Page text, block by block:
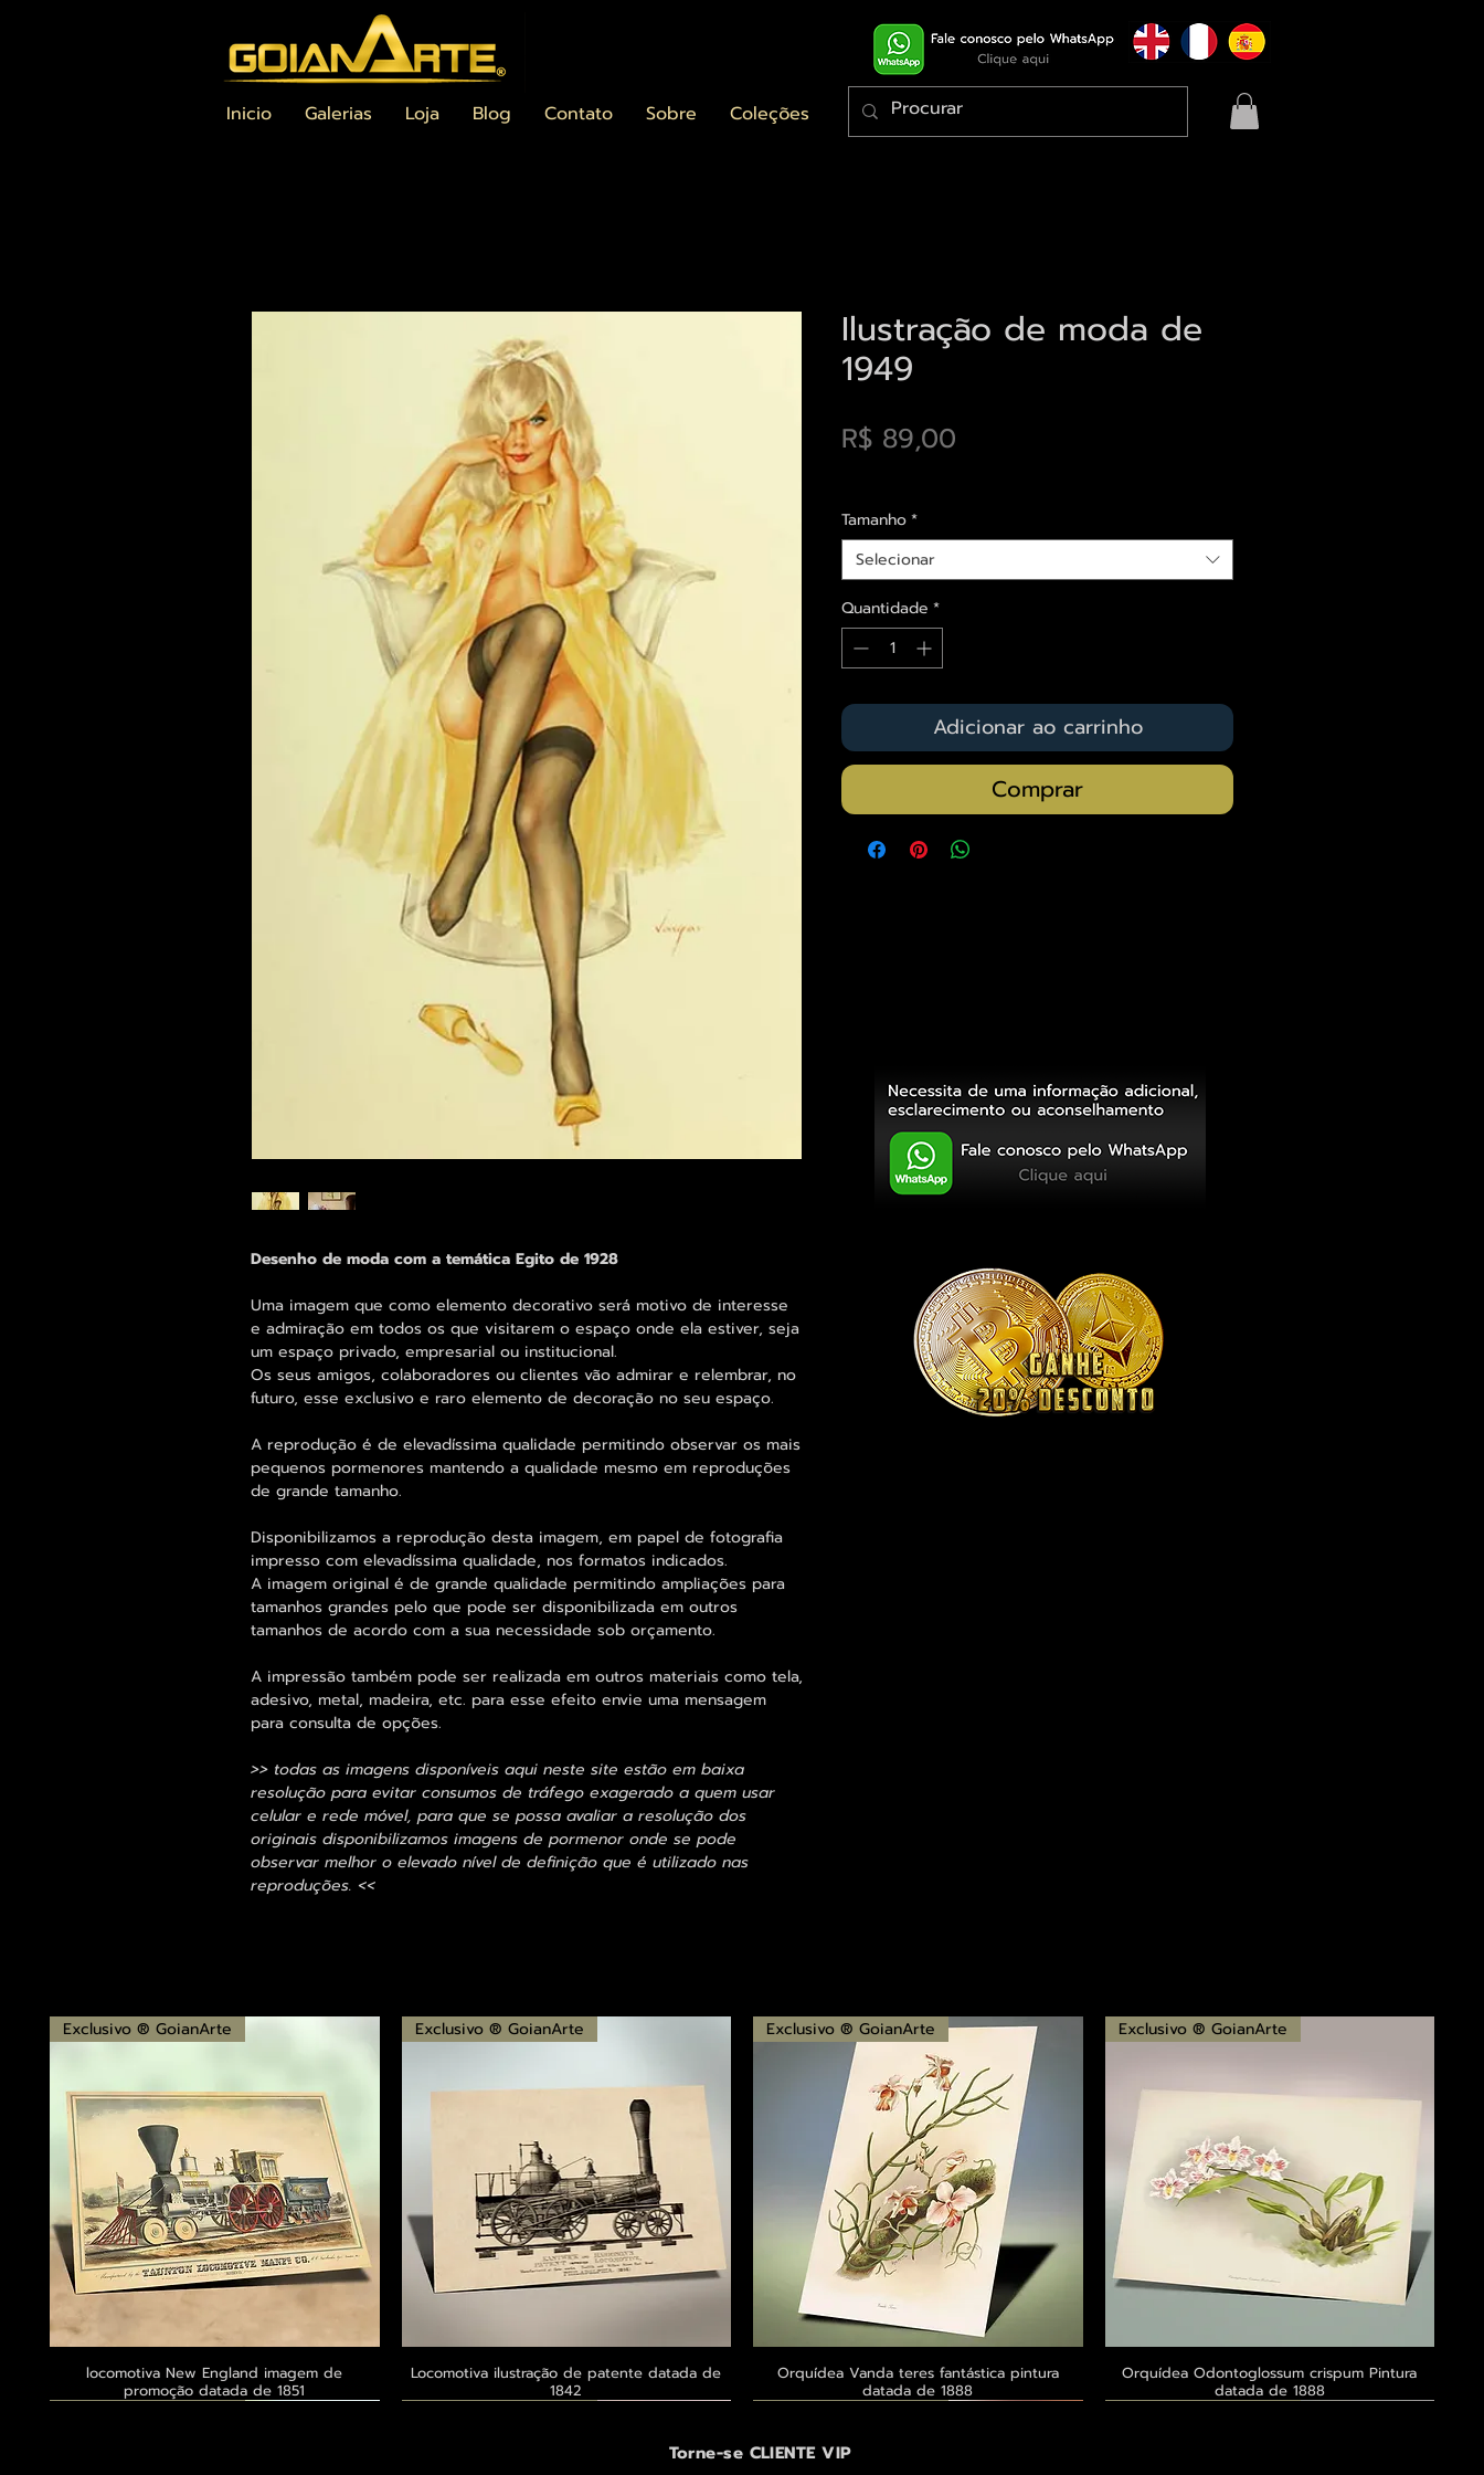
Inicio Galerias Loja Blog Contato Sobre Coleções
Desenho de moda com a temática Egito de 1928
Uma imagem que como elemento decorativo será motivo de interesse
e admiração em todos os que visitarem o espaço onde ela estiver, seja
um espaço privado, empresarial ou institucional.
Os seus amigos, colaboradores ou clientes vão admirar e relembrar, no
futuro, esse exclusivo e raro elemento de decoração no seu espaço.
A reprodução é de elevadíssima qualidade permitindo observar os mais
pequenos pormenores mantendo a qualidade mesmo em reproduções
de grande tamanho.
Disponibilizamos a reprodução desta imagem, em papel de fotografia
impresso com elevadíssima qualidade, nos formatos indicados.
A imagem original é de grande qualidade permitindo ampliações para
tamanhos grandes pelo que pode ser disponibilizada em outros
tamanhos de acordo com a sua necessidade sob orçamento.
A impressão também pode ser realizada em outros materiais como tela,
adesivo, metal, madeira, etc. para esse efeito envie uma mensagem
para consulta de opções.
>> todas as imagens disponíveis aqui neste site estão em baixa
resolução para evitar consumos de tráfego exagerado a quem usar
celular e rede móvel, para que se possa avaliar a resolução dos
originais disponibilizamos imagens de pormenor onde se pode
observar melhor o elevado nível de definição que é utilizado nas
reproduções. <<
Ilustração de moda de
1949
R$ 89,00
Tamanho*
Selecionar
Quantidade *
Adicionar ao carrinho
Comprar
Visualização rápida
Exclusivo ® GoianArte
locomotiva New England imagem de
promoção datada de 1851
Visualização rápida
Exclusivo ® GoianArte
Locomotiva ilustração de patente datada de
1842
Visualização rápida
Exclusivo ® GoianArte
Orquídea Vanda teres fantástica pintura
datada de 1888
Visualização rápida
Exclusivo ® GoianArte
Orquídea Odontoglossum crispum Pintura
datada de 1888
Torne-se CLIENTE VIP